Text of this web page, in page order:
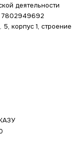
деятельности
корпус 1, строение